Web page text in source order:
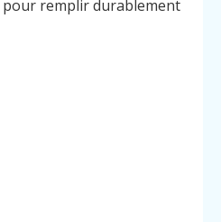
remplir durablement